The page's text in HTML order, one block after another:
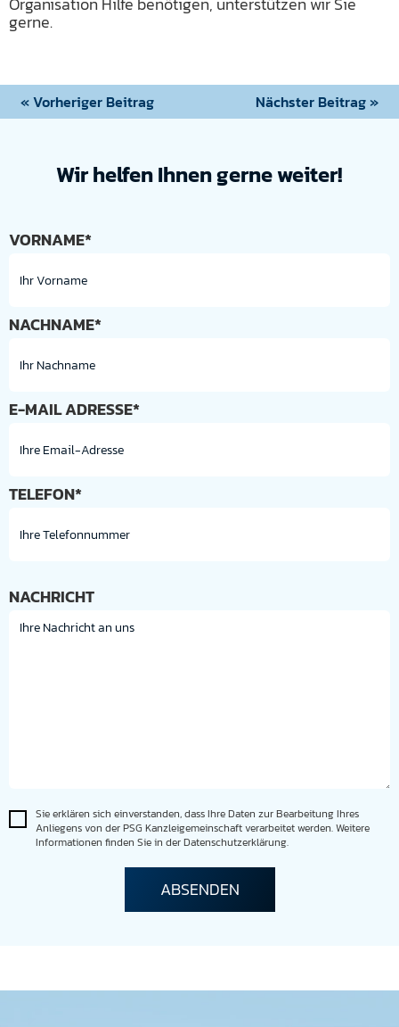
gerne.
« Vorheriger Beitrag Nächster Beitrag »
Wir helfen Ihnen gerne weiter!
VORNAME*
NACHNAME*
E-MAIL ADRESSE*
TELEFON*
NACHRICHT
Sie erklären sich einverstanden, dass Ihre Daten zur Bearbeitung Ihres
Anliegens von der PSG Kanzleigemeinschaft verarbeitet werden. Weitere
Informationen finden Sie in der Datenschutzerklärung.